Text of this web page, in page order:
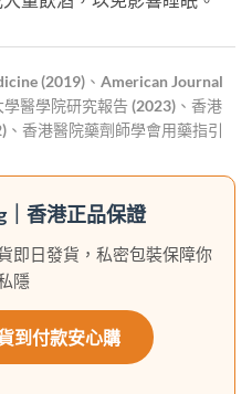
(2019)、American Journal
醫學院研究報告 (2023)、香港
香港醫院藥劑師學會用藥指引
｜香港正品保證
即日發貨，私密包裝保障你
隱
到付款安心購